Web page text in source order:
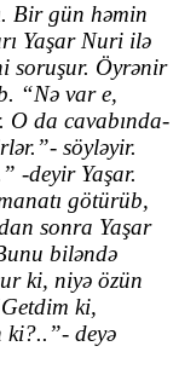
Bir gün həmin
Yaşar Nuri ilə
soruşur. Öyrənir
“Nə var e,
O da cavabında-
söyləyir.
-deyir Yaşar.
götürüb,
sonra Yaşar
biləndə
ki, niyə özün
ki,
ki?..”- deyə